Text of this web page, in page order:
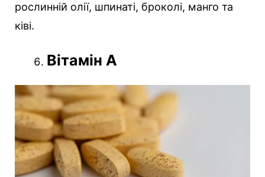
рослинній олії, шпинаті, броколі, манго та
ківі.
Вітамін А